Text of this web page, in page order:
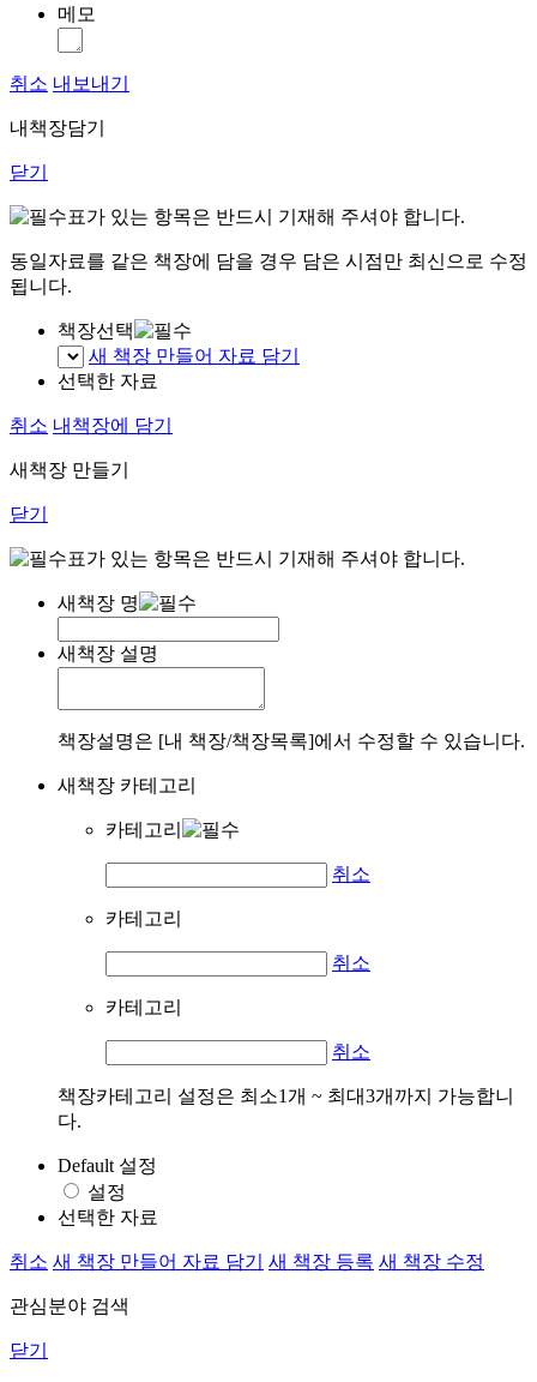
메모
취소 내보내기
내책장담기
닫기
표가 있는 항목은 반드시 기재해 주셔야 합니다.
동일자료를 같은 책장에 담을 경우 담은 시점만 최신으로 수정
됩니다.
책장선택
새 책장 만들어 자료 담기
선택한 자료
취소 내책장에 담기
새책장 만들기
닫기
표가 있는 항목은 반드시 기재해 주셔야 합니다.
새책장 명
새책장 설명
책장설명은 [내 책장/책장목록]에서 수정할 수 있습니다.
새책장 카테고리
카테고리
취소
카테고리
취소
카테고리
취소
책장카테고리 설정은 최소1개 ~ 최대3개까지 가능합니
다.
Default 설정
설정
선택한 자료
취소 새 책장 만들어 자료 담기 새 책장 등록 새 책장 수정
관심분야 검색
닫기